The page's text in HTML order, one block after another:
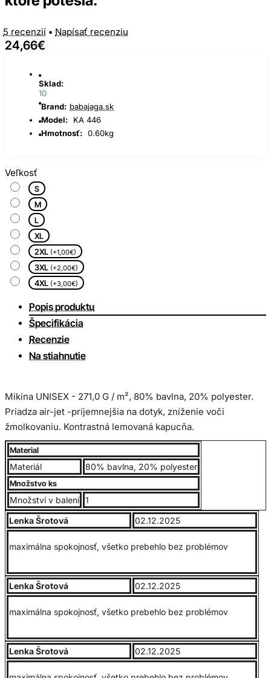
5 recenzií • Napísať recenziu
24,66€
Sklad:
10
Brand: babajaga.sk
Model:
KA 446
Hmotnosť: 0.60kg
Veľkosť
S
M
L
XL
2XL (+1,00€)
3XL (+2,00€)
4XL (+3,00€)
Popis produktu
Špecifikácia
Recenzie
Na stiahnutie
Mikina UNISEX - 271,0 G / m², 80% bavlna, 20% polyester.
Priadza air-jet -príjemnejšia na dotyk, zníženie voči
žmolkovaniu. Kontrastná lemovaná kapucňa.
Kontrastné tmavo šedé pásky na zadnej strane krku a
flatcord vrecko. Dvojité prešitie na páse a na rukávoch, 1 x 1
rebrovanie spandex.
Veľkosti od 2XL a vyššie nevymieňame.
Material
Materiál 80% bavlna, 20% polyester
Množstvo ks
Množství v balení 1
Lenka Šrotová
02.12.2025
maximálna spokojnosť, všetko prebehlo bez problémov
Lenka Šrotová 02.12.2025
maximálna spokojnosť, všetko prebehlo bez problémov
Lenka Šrotová 02.12.2025